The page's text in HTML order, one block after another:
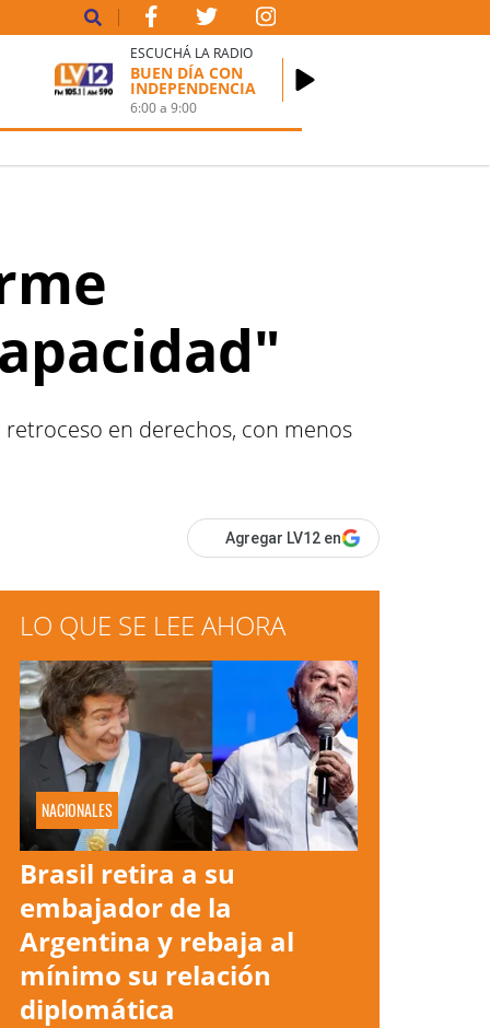
ESCUCHÁ LA RADIO
BUEN DÍA CON
INDEPENDENCIA
6:00a9:00
en derechos, con menos
Agregar LV12 en
LO QUE SE LEE AHORA
NACIONALES
Brasil retira a su
embajador de la
Argentina y rebaja al
mínimo su relación
diplomática